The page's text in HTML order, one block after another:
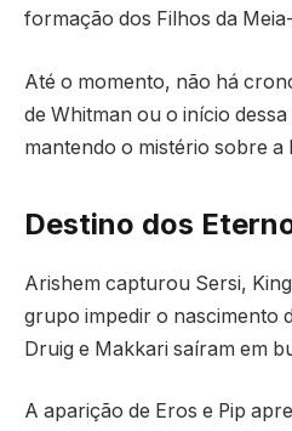
formação dos Filhos da
Até o momento, não há
de Whitman ou o início
mantendo o mistério sobre a
Destino dos
Arishem capturou Sersi,
grupo impedir o nascimento
Druig e Makkari saíram em
A aparição de Eros e Pip